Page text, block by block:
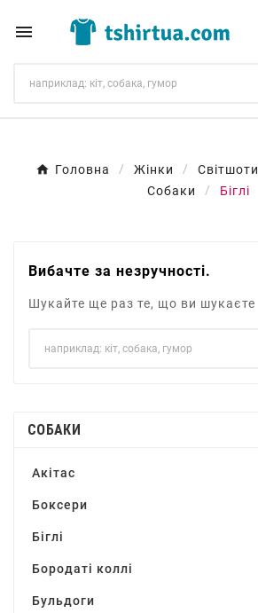

Головна Жінки Світшоти
Собаки
Біглі
Вибачте за незручності.
Шукайте ще раз те, що ви шукаєте
СОБАКИ
Акітас
Боксери
Біглі
Бородаті коллі
Бульдоги